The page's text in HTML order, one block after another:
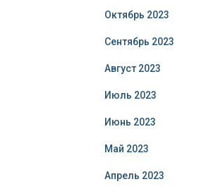
Октябрь 2023
Сентябрь 2023
Август 2023
Июль 2023
Июнь 2023
Май 2023
Апрель 2023